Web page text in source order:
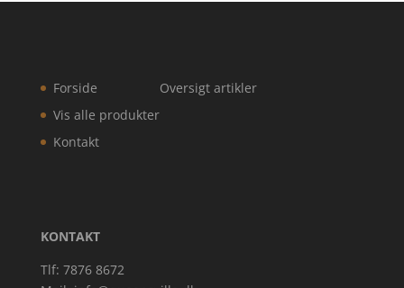
Forside
Vis alle produkter
Kontakt
Oversigt artikler
KONTAKT
Tlf: 7876 8672